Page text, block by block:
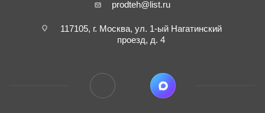
prodteh@list.ru
117105, г. Москва, ул. 1-ый Нагатинский
проезд, д. 4